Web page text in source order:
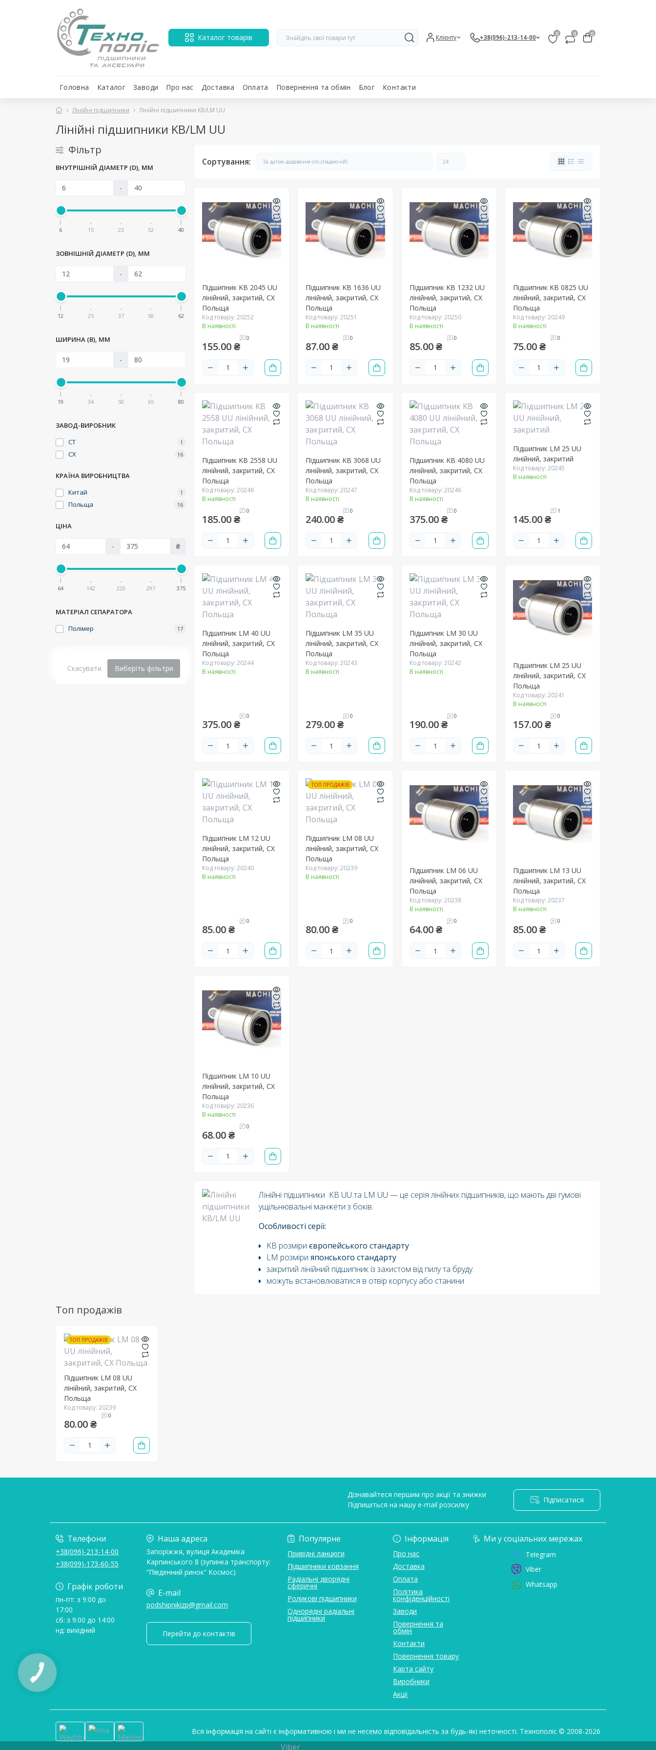
Каталог товарів Клієнту +38(096)-213-14-00 0 0 0
Головна Каталог Заводи Про нас Доставка Оплата Повернення та обмін Блог Контакти
Лінійні підшипники Лінійні підшипники KB/LM UU
Лінійні підшипники KB/LM UU
Фільтр
ВНУТРІШНІЙ ДІАМЕТР (D), ММ
-
6 15 23 32 40
ЗОВНІШНІЙ ДІАМЕТР (D), ММ
-
12 25 37 50 62
ШИРИНА (B), ММ
-
19 34 50 65 80
ЗАВОД-ВИРОБНИК
CT
1
CX 16
КРАЇНА ВИРОБНИЦТВА
Китай
1
Польща 16
ЦІНА
- ₴
64 142 220 297 375
МАТЕРІАЛ СЕПАРАТОРА
Полімер
17
Скасувати Виберіть фільтри
Сортування:
Підшипник KB 2045 UU
лінійний, закритий, CX
Польща
Код товару: 20252
В наявності
0
155.00 ₴
Підшипник KB 1636 UU
лінійний, закритий, CX
Польща
Код товару: 20251
В наявності
0
87.00 ₴
Підшипник KB 1232 UU
лінійний, закритий, CX
Польща
Код товару: 20250
В наявності
0
85.00 ₴
Підшипник KB 0825 UU
лінійний, закритий, CX
Польща
Код товару: 20249
В наявності
0
75.00 ₴
Підшипник KB 2558 UU
лінійний, закритий, CX
Польща
Код товару: 20248
В наявності
0
185.00 ₴
Підшипник KB 3068 UU
лінійний, закритий, CX
Польща
Код товару: 20247
В наявності
0
240.00 ₴
Підшипник KB 4080 UU
лінійний, закритий, CX
Польща
Код товару: 20246
В наявності
0
375.00 ₴
Підшипник LM 25 UU
лінійний, закритий
Код товару: 20245
В наявності
1
145.00 ₴
Підшипник LM 40 UU
лінійний, закритий, CX
Польща
Код товару: 20244
В наявності
0
375.00 ₴
Підшипник LM 35 UU
лінійний, закритий, CX
Польща
Код товару: 20243
В наявності
0
279.00 ₴
Підшипник LM 30 UU
лінійний, закритий, CX
Польща
Код товару: 20242
В наявності
0
190.00 ₴
Підшипник LM 25 UU
лінійний, закритий, CX
Польща
Код товару: 20241
В наявності
0
157.00 ₴
Підшипник LM 12 UU
лінійний, закритий, CX
Польща
Код товару: 20240
В наявності
0
85.00 ₴
ТОП ПРОДАЖІВ
Підшипник LM 08 UU
лінійний, закритий, CX
Польща
Код товару: 20239
В наявності
0
80.00 ₴
Підшипник LM 06 UU
лінійний, закритий, CX
Польща
Код товару: 20238
В наявності
0
64.00 ₴
Підшипник LM 13 UU
лінійний, закритий, CX
Польща
Код товару: 20237
В наявності
0
85.00 ₴
Підшипник LM 10 UU
лінійний, закритий, CX
Польща
Код товару: 20236
В наявності
0
68.00 ₴
Лінійні підшипники KB UU та LM UU — це серія лінійних підшипників, що мають дві гумові
ущільнювальні манжети з боків.
Особливості серії:
KB розміри європейського стандарту
LM розміри японського стандарту
закритий лінійний підшипник із захистом від пилу та бруду.
можуть встановлюватися в отвір корпусу або станини
Топ продажів
ТОП ПРОДАЖІВ
Підшипник LM 08 UU
лінійний, закритий, CX
Польща
Код товару: 20239
0
80.00 ₴
Дізнавайтеся першим про акції та знижки
Підпишіться на нашу e-mail розсилку
Підписатися
Телефони
+38(096)-213-14-00
+38(099)-173-60-55
Графік роботи
пн-пт: з 9:00 до
17:00
сб: з 9:00 до 14:00
нд: вихідний
Наша адреса
Запоріжжя, вулиця Академіка
Карпинського 8 (зупинка транспорту:
“Південний ринок” Космос)
E-mail
podshipnikizp@gmail.com
Перейти до контактів
Популярне
Привідні ланцюги
Підшипники ковзання
Радіальні дворядні
сферичні
Роликові підшипники
Однорядні радіальні
підшипники
Інформація
Про нас
Доставка
Оплата
Політика
конфіденційності
Заводи
Повернення та
обмін
Контакти
Повернення товару
Карта сайту
Виробники
Акції
Ми у соціальних мережах
Telegram
Viber
Whatsapp
Вся інформація на сайті є інформативною і ми не несемо відповідальність за будь-які неточності. Технополіс © 2008-2026
Viber